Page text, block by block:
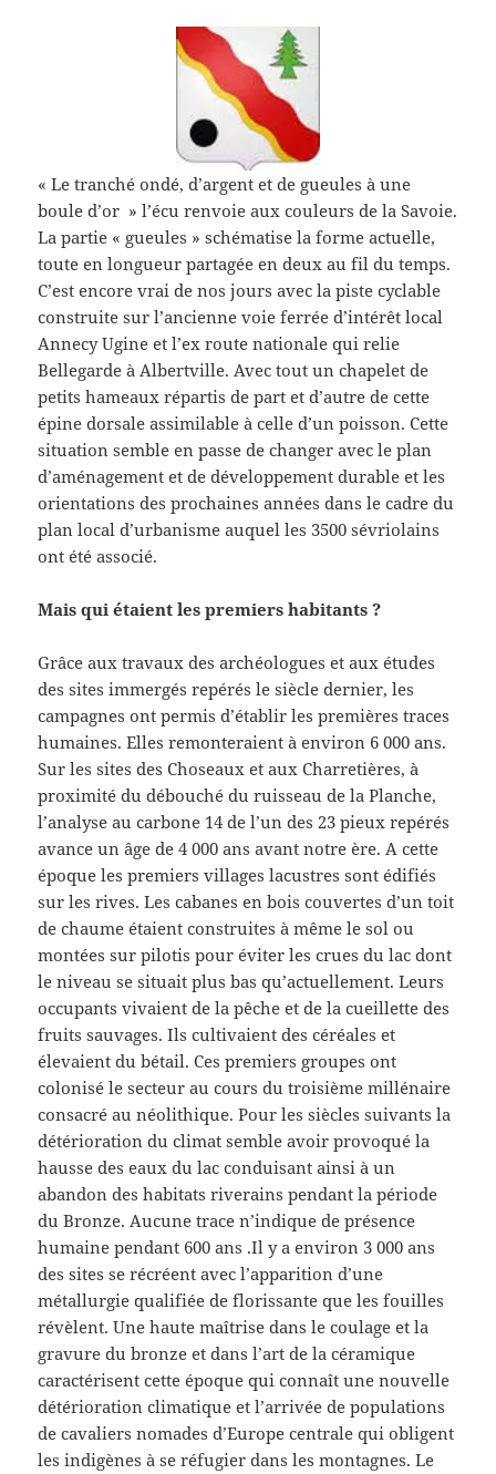
« Le tranché ondé, d’argent et de gueules à une
boule d’or » l’écu renvoie aux couleurs de la Savoie.
La partie « gueules » schématise la forme actuelle,
toute en longueur partagée en deux au fil du temps.
C’est encore vrai de nos jours avec la piste cyclable
construite sur l’ancienne voie ferrée d’intérêt local
Annecy Ugine et l’ex route nationale qui relie
Bellegarde à Albertville. Avec tout un chapelet de
petits hameaux répartis de part et d’autre de cette
épine dorsale assimilable à celle d’un poisson. Cette
situation semble en passe de changer avec le plan
d’aménagement et de développement durable et les
orientations des prochaines années dans le cadre du
plan local d’urbanisme auquel les 3500 sévriolains
ont été associé.
Mais qui étaient les premiers habitants ?
Grâce aux travaux des archéologues et aux études
des sites immergés repérés le siècle dernier, les
campagnes ont permis d’établir les premières traces
humaines. Elles remonteraient à environ 6 000 ans.
Sur les sites des Choseaux et aux Charretières, à
proximité du débouché du ruisseau de la Planche,
l’analyse au carbone 14 de l’un des 23 pieux repérés
avance un âge de 4 000 ans avant notre ère. A cette
époque les premiers villages lacustres sont édifiés
sur les rives. Les cabanes en bois couvertes d’un toit
de chaume étaient construites à même le sol ou
montées sur pilotis pour éviter les crues du lac dont
le niveau se situait plus bas qu’actuellement. Leurs
occupants vivaient de la pêche et de la cueillette des
fruits sauvages. Ils cultivaient des céréales et
élevaient du bétail. Ces premiers groupes ont
colonisé le secteur au cours du troisième millénaire
consacré au néolithique. Pour les siècles suivants la
détérioration du climat semble avoir provoqué la
hausse des eaux du lac conduisant ainsi à un
abandon des habitats riverains pendant la période
du Bronze. Aucune trace n’indique de présence
humaine pendant 600 ans .Il y a environ 3 000 ans
des sites se récréent avec l’apparition d’une
métallurgie qualifiée de florissante que les fouilles
révèlent. Une haute maîtrise dans le coulage et la
gravure du bronze et dans l’art de la céramique
caractérisent cette époque qui connaît une nouvelle
détérioration climatique et l’arrivée de populations
de cavaliers nomades d’Europe centrale qui obligent
les indigènes à se réfugier dans les montagnes. Le